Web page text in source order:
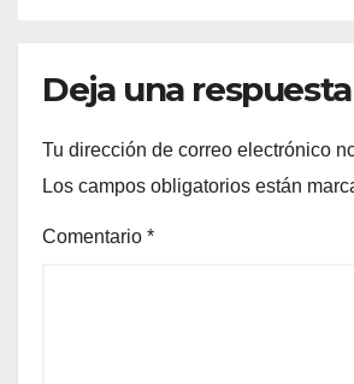
Deja una respuesta
Tu dirección de correo electrónico
Los campos obligatorios están
Comentario *